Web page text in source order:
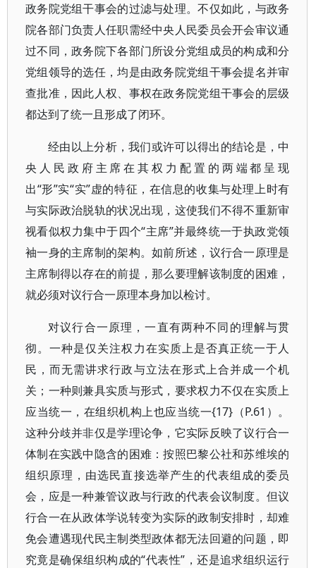
政务院党组干事会的过滤与处理。不仅如此，与政务
院各部门负责人任职需经中央人民委员会开会审议通
过不同，政务院下各部门所设分党组成员的构成和分
党组领导的选任，均是由政务院党组干事会提名并审
查批准，因此人权、事权在政务院党组干事会的层级
都达到了统一且形成了闭环。
经由以上分析，我们或许可以得出的结论是，中
央人民政府主席在其权力配置的两端都呈现
出“形”实“实”虚的特征，在信息的收集与处理上时有
与实际政治脱轨的状况出现，这使我们不得不重新审
视看似权力集中于四个“主席”并最终统一于执政党领
袖一身的主席制的架构。如前所述，议行合一原理是
主席制得以存在的前提，那么要理解该制度的困难，
就必须对议行合一原理本身加以检讨。
对议行合一原理，一直有两种不同的理解与贯
彻。一种是仅关注权力在实质上是否真正统一于人
民，而无需讲求行政与立法在形式上合并成一个机
关；一种则兼具实质与形式，要求权力不仅在实质上
应当统一，在组织机构上也应当统一{17}（P.61）。
这种分歧并非仅是学理论争，它实际反映了议行合一
体制在实践中隐含的困难：按照巴黎公社和苏维埃的
组织原理，由选民直接选举产生的代表组成的委员
会，应是一种兼管议政与行政的代表会议制度。但议
行合一在从政体学说转变为实际的政制安排时，却难
免会遭遇现代民主制类型政体都无法回避的问题，即
究竟是确保组织构成的“代表性”，还是追求组织运行